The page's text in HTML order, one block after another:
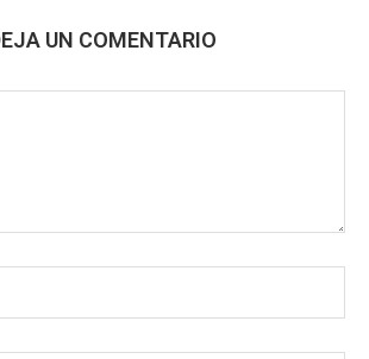
UN COMENTARIO